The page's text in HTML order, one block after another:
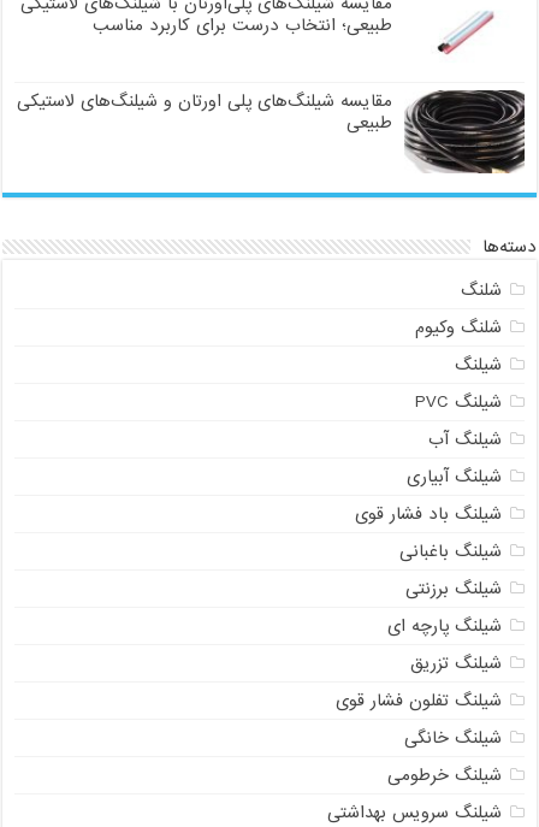
طبیعی؛ انتخاب درست برای کاربرد مناسب
مقایسه شیلنگ‌های پلی اورتان و شیلنگ‌های لاستیکی
طبیعی
دسته‌ها
شلنگ
شلنگ وکیوم
شیلنگ
شیلنگ PVC
شیلنگ آب
شیلنگ آبیاری
شیلنگ باد فشار قوی
شیلنگ باغبانی
شیلنگ برزنتی
شیلنگ پارچه‌ ای
شیلنگ تزریق
شیلنگ تفلون فشار قوی
شیلنگ خانگی
شیلنگ خرطومی
شیلنگ سرویس بهداشتی